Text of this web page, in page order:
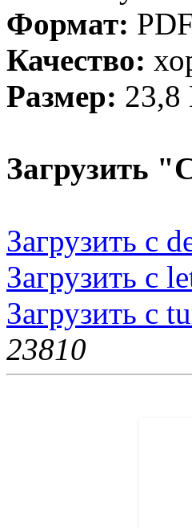
Формат:
Качество:
Размер:
Загрузить
Загрузить с
Загрузить с
Загрузить с
23810